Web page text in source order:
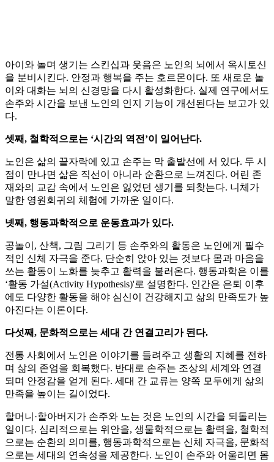
아이와 놀며 생기는 스킨십과 웃음은 노인의 뇌에서 옥시토신
을 분비시킨다. 안정과 행복을 주는 호르몬이다. 또 새로운 놀
이와 대화는 뇌의 신경망을 다시 활성화한다. 실제 연구에서도
손주와 시간을 보낸 노인의 인지 기능이 개선된다는 보고가 있
다.
셋째, 철학적으로는 ‘시간의 역전’이 일어난다.
노인은 삶의 끝자락에 있고 손주는 막 출발선에 서 있다. 두 시
점이 만나면 삶은 직선이 아니라 순환으로 느껴진다. 어린 존
재와의 교감 속에서 노인은 잃었던 생기를 되찾는다. 니체가
말한 영원회귀의 체험에 가까운 일이다.
넷째, 행동과학적으로 운동효과가 있다.
공놀이, 산책, 그림 그리기 등 손주와의 활동은 노인에게 필수
적인 신체 자극을 준다. 단순히 앉아 있는 것보다 몸과 마음을
쓰는 활동이 노화를 늦추고 활력을 불러온다. 행동과학은 이를
‘활동 가설(Activity Hypothesis)'로 설명한다. 인간은 은퇴 이후
에도 다양한 활동을 해야 심신이 건강해지고 삶의 만족도가 높
아진다는 이론이다.
다섯째, 문화적으로는 세대 간 연결고리가 된다.
전통 사회에서 노인은 이야기를 들려주고 생활의 지혜를 전하
며 삶의 존엄을 회복했다. 반대로 손주는 조상의 세계와 연결
되며 안정감을 얻게 된다. 세대 간 교류는 양쪽 모두에게 삶의
만족을 높이는 길이었다.
할머니·할아버지가 손주와 노는 것은 노인의 시간을 되돌리는
일이다. 심리적으로는 위안을, 생물학적으로는 활력을, 철학적
으로는 순환의 의미를, 행동과학적으로는 신체 자극을, 문화적
으로는 세대의 연속성을 제공한다. 노인이 손주와 어울리면 몸